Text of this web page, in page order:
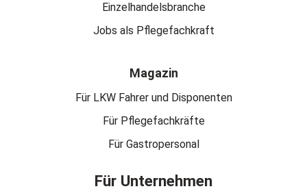
Einzelhandelsbranche
Jobs als Pflegefachkraft
Magazin
Für LKW Fahrer und Disponenten
Für Pflegefachkräfte
Für Gastropersonal
Für Unternehmen